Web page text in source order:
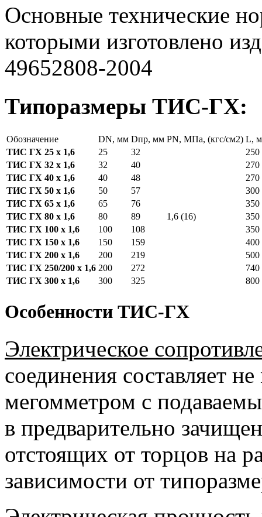
Основные технические
которыми изготовлено
49652808-2004
Типоразмеры ТИС-ГХ:
Обозначение DN, мм Dпр, мм PN, МПа, (кгс/см2) L,
ТИС ГХ 25 х 1,6
25 32
1,6 (16)
250
ТИС ГХ 32 х 1,6
32 40
270
ТИС ГХ 40 х 1,6
40 48
270
ТИС ГХ 50 х 1,6
50 57
300
ТИС ГХ 65 х 1,6
65 76
350
ТИС ГХ 80 х 1,6
80 89
350
ТИС ГХ 100 х 1,6
100 108
350
ТИС ГХ 150 х 1,6
150 159
400
ТИС ГХ 200 х 1,6
200 219
500
ТИС ГХ 250/200 х 1,6 200 272
740
ТИС ГХ 300 х 1,6
300 325 800
Особенности ТИС-ГХ
Электрическое
соединения составляет
мегомметром с
в предварительно
отстоящих от торцов на
зависимости от